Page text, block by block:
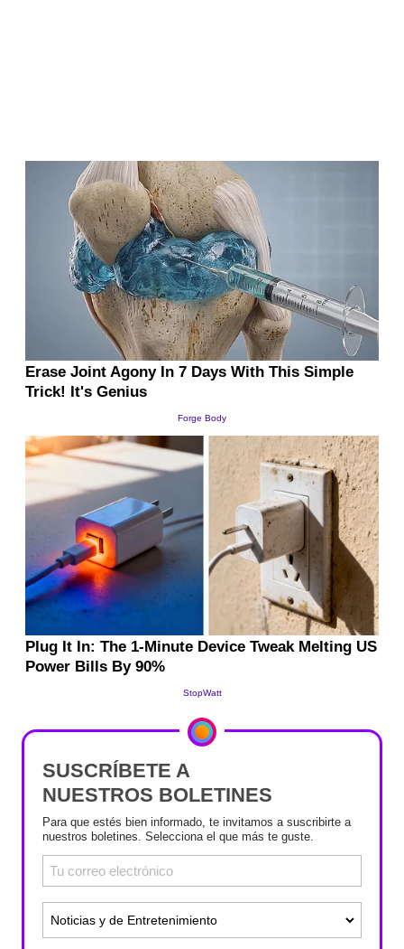
SUSCRÍBETE A
NUESTROS BOLETINES
Para que estés bien informado, te invitamos a suscribirte a
nuestros boletines. Selecciona el que más te guste.